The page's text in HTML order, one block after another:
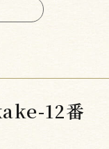
12番